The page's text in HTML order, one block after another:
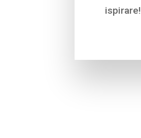
ispirare!